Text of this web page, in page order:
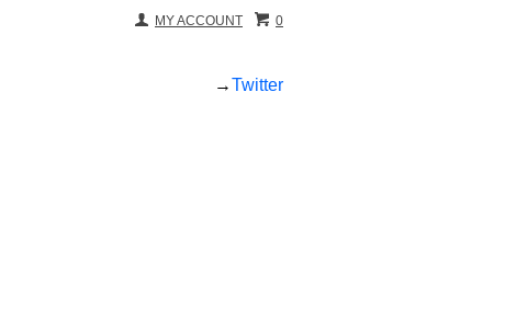
0
MY ACCOUNT
→Twitter